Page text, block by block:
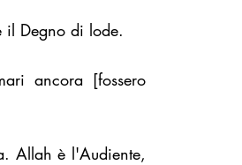
il Degno di lode.
ancora [fossero
Allah è l'Audiente,